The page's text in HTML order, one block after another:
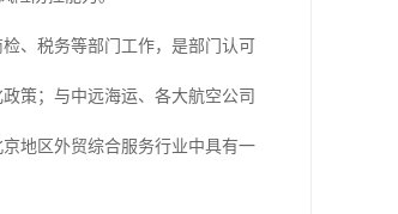
、税务等部门工作，是部门认可
策；与中远海运、各大航空公司
地区外贸综合服务行业中具有一